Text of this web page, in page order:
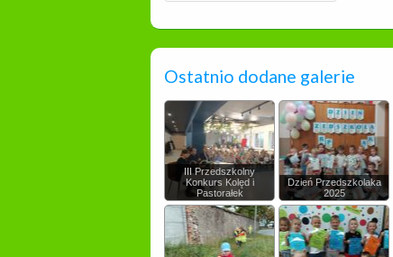
Ostatnio dodane galerie
III Przedszkolny
Konkurs Kolęd i
Pastorałek
Dzień Przedszkolaka
2025